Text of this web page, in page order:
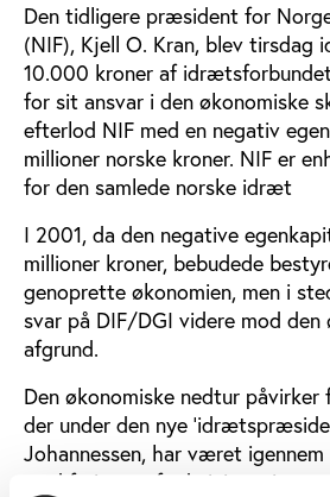
Den tidligere præsident for
(NIF), Kjell O. Kran, blev tirsdag
10.000 kroner af
for sit ansvar i den økonomiske
efterlod NIF med en negativ
millioner norske kroner. NIF er
for den samlede norske idræt
I 2001, da den negative
millioner kroner, bebudede
genoprette økonomien, men i
svar på DIF/DGI videre mod den
afgrund.
Den økonomiske nedtur
der under den nye
Johannessen, har været
med fyringer af administrativt